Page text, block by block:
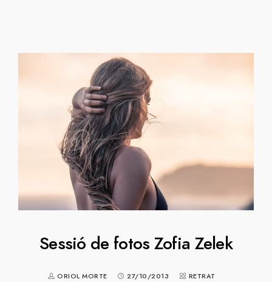
Sessió de fotos Zofia Zelek
ORIOL MORTE 27/10/2013 RETRAT